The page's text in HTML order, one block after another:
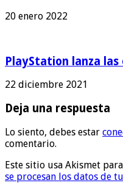
20 enero 2022
PlayStation lanza
22 diciembre 2021
Deja una respuesta
Lo siento, debes estar
comentario.
Este sitio usa Akismet
se procesan los datos de